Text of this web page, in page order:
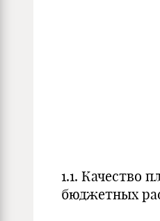
1.1. Качество
бюджетных